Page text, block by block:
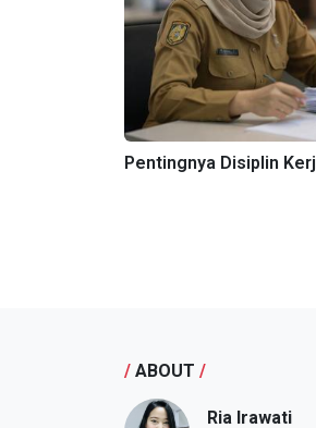
Pentingnya Disiplin
/ ABOUT /
Ria Irawati